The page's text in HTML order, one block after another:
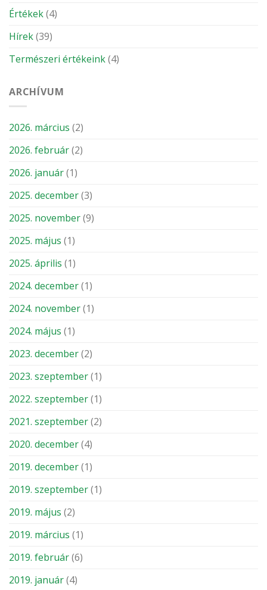
Értékek(4)
Hírek(39)
Természeri értékeink(4)
ARCHÍVUM
2026. március (2)
2026. február(2)
2026. január(1)
2025. december(3)
2025. november(9)
2025. május (1)
2025. április (1)
2024. december(1)
2024. november(1)
2024. május (1)
2023. december(2)
2023. szeptember(1)
2022. szeptember(1)
2021. szeptember(2)
2020. december(4)
2019. december(1)
2019. szeptember(1)
2019. május (2)
2019. március (1)
2019. február(6)
2019. január(4)